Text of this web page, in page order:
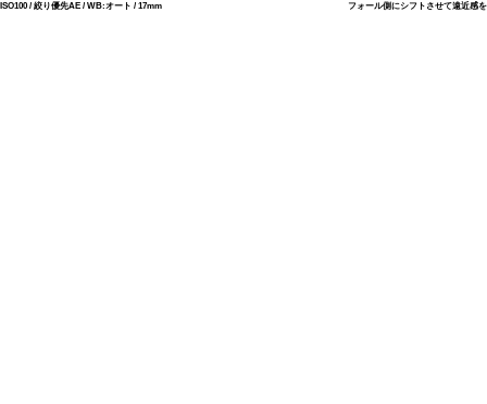
ISO100 / 絞り優先AE / WB:オート / 17mm
フォール側にシフトさせて遠近感